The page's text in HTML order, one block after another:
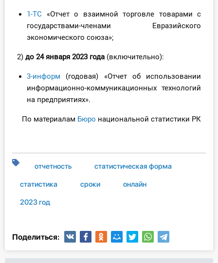
Практика ИП
Кадры. Труд. Зарплата.
Учет по отраслям
Юридический помощник
Интернет-магазин
Обучение
1-ТС «Отчет о взаимной торговле товарами с
государствами-членами Евразийского
экономического союза»;
2) до 24 января 2023 года (включительно):
3-информ (годовая) «Отчет об использовании
информационно-коммуникационных технологий
на предприятиях».
По материалам Бюро национальной статистики РК
отчетность статистическая форма
статистика сроки онлайн
2023 год
Поделиться: